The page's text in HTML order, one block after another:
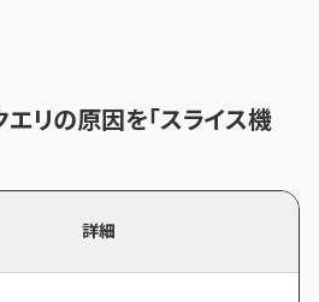
リの原因を「スライス機
詳細